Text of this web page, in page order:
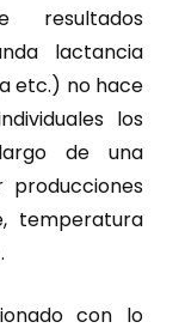
resultados
lactancia
etc.) no hace
los
de una
producciones
temperatura
con lo